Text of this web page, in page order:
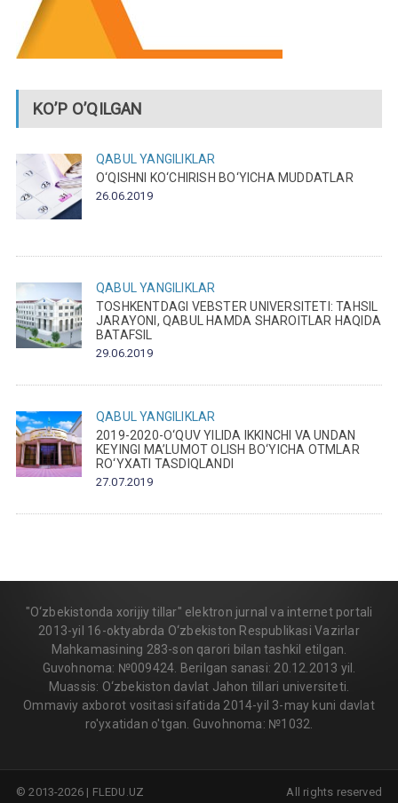
KO’P O’QILGAN
QABUL YANGILIKLAR
O‘QISHNI KO‘CHIRISH BO‘YICHA MUDDATLAR
26.06.2019
QABUL YANGILIKLAR
TOSHKENTDAGI VEBSTER UNIVERSITETI: TAHSIL
JARAYONI, QABUL HAMDA SHAROITLAR HAQIDA
BATAFSIL
29.06.2019
QABUL YANGILIKLAR
2019-2020-O‘QUV YILIDA IKKINCHI VA UNDAN
KEYINGI MA’LUMOT OLISH BO‘YICHA OTMLAR
RO‘YXATI TASDIQLANDI
27.07.2019
"O‘zbekistonda xorijiy tillar" elektron jurnal va internet portali
2013-yil 16-oktyabrda O‘zbekiston Respublikasi Vazirlar
Mahkamasining 283-son qarori bilan tashkil etilgan.
Guvohnoma: №009424. Berilgan sanasi: 20.12.2013 yil.
Muassis: O‘zbekiston davlat Jahon tillari universiteti.
Ommaviy axborot vositasi sifatida 2014-yil 3-may kuni davlat
ro'yxatidan o'tgan. Guvohnoma: №1032.
All rights reserved
© 2013-2026 | FLEDU.UZ